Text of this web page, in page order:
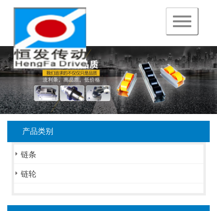
navigation
产品类别
链条
链轮